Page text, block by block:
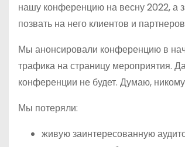
нашу конференцию на весну 2022, а
позвать на него клиентов и
Мы анонсировали конференцию в
трафика на страницу мероприятия.
конференции не будет. Думаю,
Мы потеряли:
живую заинтересованную